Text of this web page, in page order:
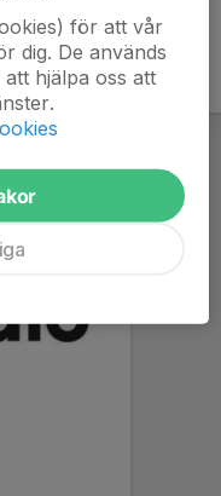
för att vår
dig. De används
hjälpa oss att